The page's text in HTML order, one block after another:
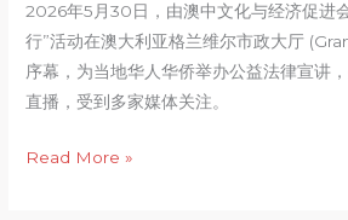
2026年5月30日，由澳中文化与经济促进
行”活动在澳大利亚格兰维尔市政大厅
序幕，为当地华人华侨举办公益法律宣讲
直播，受到多家媒体关注。
功
举
办“公
法
Read More »